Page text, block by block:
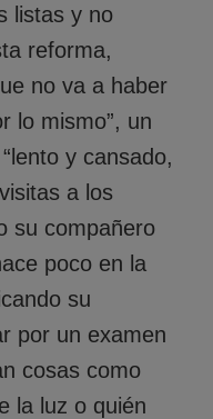
listas y no
reforma,
no va a haber
lo mismo”, un
y cansado,
a los
su compañero
poco en la
su
por un examen
cosas como
la luz o quién